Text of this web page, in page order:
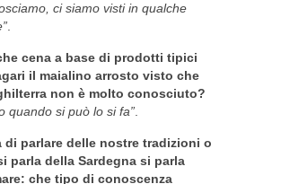
ci siamo visti in qualche
cena a base di prodotti tipici
il maialino arrosto visto che
non è molto conosciuto?
quando si può lo si fa”
di parlare delle nostre tradizioni o
parla della Sardegna si parla
che tipo di conoscenza